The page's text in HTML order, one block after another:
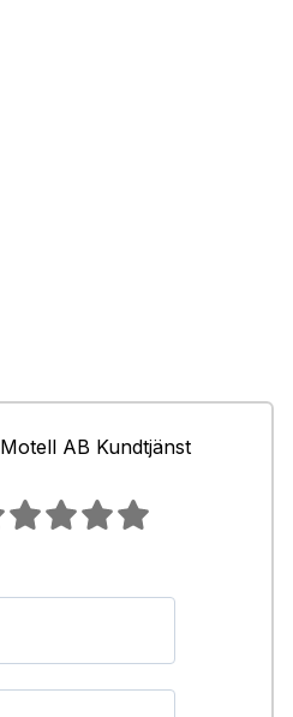
AB Kundtjänst